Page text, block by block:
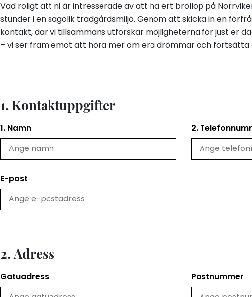
Vad roligt att ni är intresserade av att ha ert bröllop på
stunder i en sagolik trädgårdsmiljö. Genom att skicka in en
kontakt, där vi tillsammans utforskar möjligheterna för just er
– vi ser fram emot att höra mer om era drömmar och fortsätta
1. Kontaktuppgifter
1. Namn 2.
E-post
2. Adress
Gatuadress Postnummer